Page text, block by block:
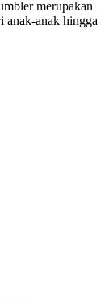
merupakan
anak-anak hingga